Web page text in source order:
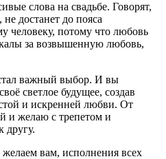
слова на свадьбе. Говорят,
достанет до пояса
человеку, потому что любовь
за возвышенную любовь,
важный выбор. И вы
светлое будущее, создав
и искренней любви. От
и желаю с трепетом и
другу.
вам, исполнения всех